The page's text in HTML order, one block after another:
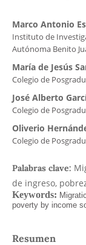
Marco Antonio
Instituto de
Autónoma Benito
María de Jesús
Colegio de
José Alberto
Colegio de
Oliverio
Colegio de
Palabras clave:
de ingreso,
Resumen